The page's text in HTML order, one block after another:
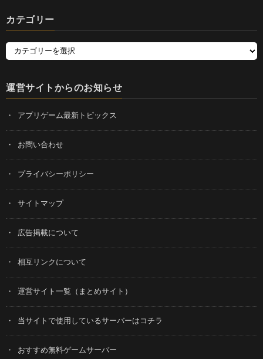
カテゴリー
運営サイトからのお知らせ
アプリゲーム最新トピックス
お問い合わせ
プライバシーポリシー
サイトマップ
広告掲載について
相互リンクについて
運営サイト一覧（まとめサイト）
当サイトで使用しているサーバーはコチラ
おすすめ無料ゲームサーバー